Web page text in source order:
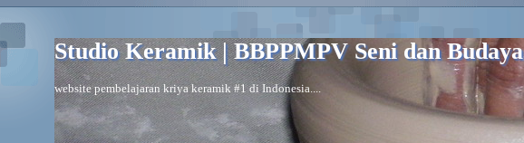
Studio Keramik | BBPPMPV Seni dan Budaya
website pembelajaran kriya keramik #1 di Indonesia....